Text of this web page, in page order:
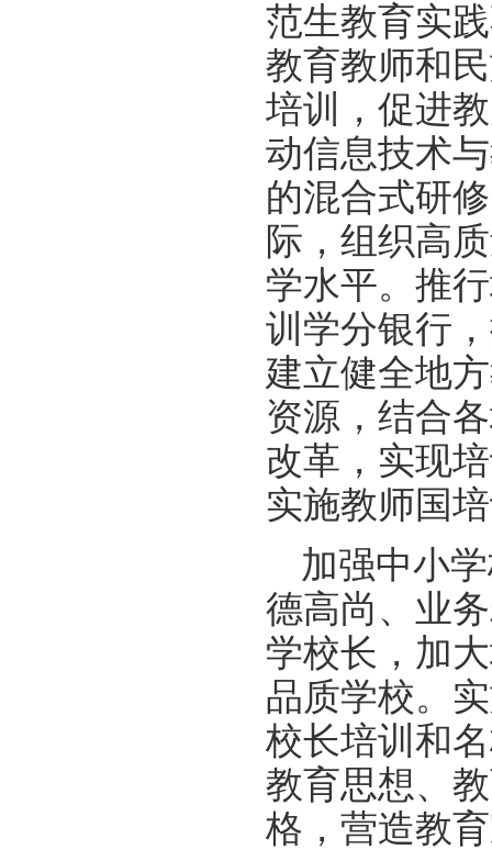
范生教育实
教育教师和
培训，促进
动信息技术
的混合式研
际，组织高
学水平。推
训学分银行
建立健全地
资源，结合
改革，实现
实施教师国
加强中小
德高尚、业
学校长，加
品质学校。
校长培训和
教育思想、
格，营造教